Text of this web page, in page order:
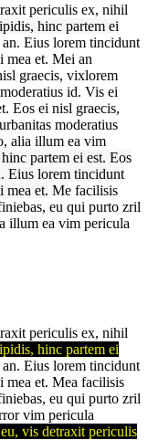
periculis ex, nihil
hinc partem ei
Eius lorem tincidunt
mea et. Mei an
graecis, vixlorem
id. Vis ei
Eos ei nisl graecis,
moderatius
alia illum ea vim
partem ei est. Eos
Eius lorem tincidunt
mea et. Me facilisis
eu qui purto zril
illum ea vim pericula
periculis ex, nihil
hinc partem ei
Eius lorem tincidunt
mea et. Mea facilisis
eu qui purto zril
vim pericula
vis detraxit periculis